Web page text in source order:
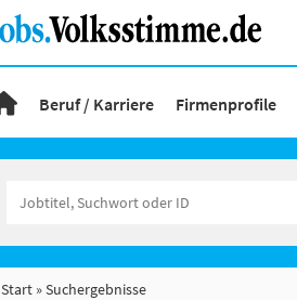
Beruf / Karriere Firmenprofile
Start Suchergebnisse